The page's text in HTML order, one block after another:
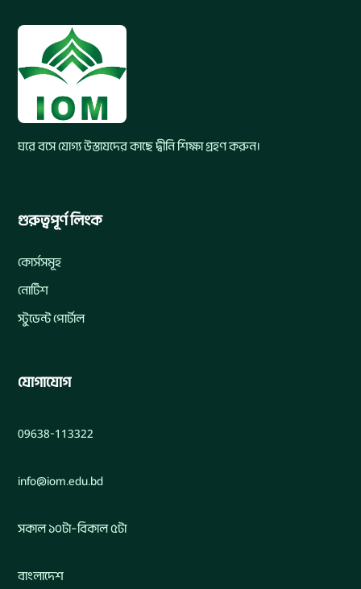
ঘরে বসে যোগ্য উস্তাযদের কাছে দ্বীনি শিক্ষা গ্রহণ করুন।
গুরুত্বপূর্ণ লিংক
কোর্সসমূহ
নোটিশ
স্টুডেন্ট পোর্টাল
যোগাযোগ
09638-113322
info@iom.edu.bd
সকাল ১০টা–বিকাল ৫টা
বাংলাদেশ